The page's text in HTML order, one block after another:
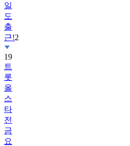
일
도
출
근!2
19
트
롯
올
스
타
전
금
요